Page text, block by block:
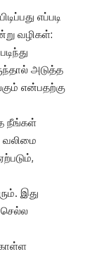
எப்படி
வழிகள்:
அடுத்த
என்பதற்கு
நீங்கள்
வலிமை
இது
செல்ல